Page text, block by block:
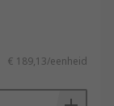
€ 189,13/eenheid